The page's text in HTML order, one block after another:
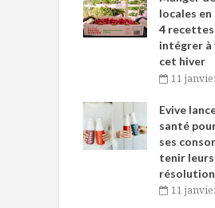
locales en
4
intégrer à
cet hiver
11
Evive
santé
ses
tenir leurs
11